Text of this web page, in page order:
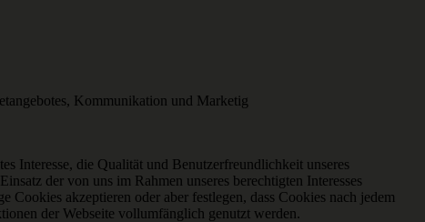
Kommunikation und Marketig
Interesse, die Qualität und Benutzerfreundlichkeit unseres
der von uns im Rahmen unseres berechtigten Interesses
akzeptieren oder aber festlegen, dass Cookies nach jedem
der Webseite vollumfänglich genutzt werden.